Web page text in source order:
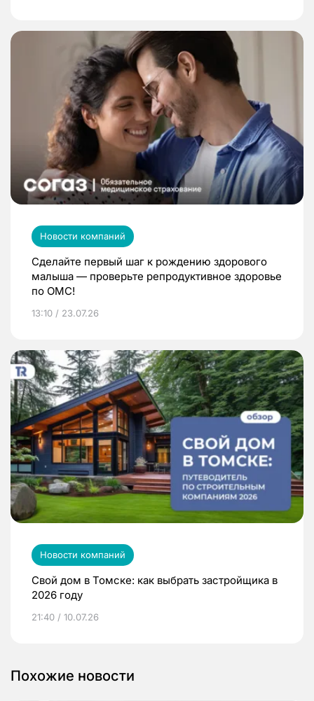
Новости компаний
Сделайте первый шаг к рождению здорового
малыша — проверьте репродуктивное здоровье
по ОМС!
13:10 / 23.07.26
Новости компаний
Свой дом в Томске: как выбрать застройщика в
2026 году
21:40 / 10.07.26
Похожие новости